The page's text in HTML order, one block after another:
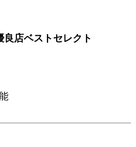
店ベストセレクト